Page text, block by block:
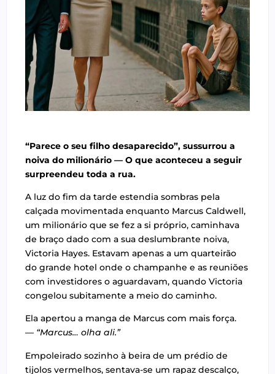
“Parece o seu filho desaparecido”, sussurrou a
noiva do milionário — O que aconteceu a seguir
surpreendeu toda a rua.
A luz do fim da tarde estendia sombras pela
calçada movimentada enquanto Marcus Caldwell,
um milionário que se fez a si próprio, caminhava
de braço dado com a sua deslumbrante noiva,
Victoria Hayes. Estavam apenas a um quarteirão
do grande hotel onde o champanhe e as reuniões
com investidores o aguardavam, quando Victoria
congelou subitamente a meio do caminho.
Ela apertou a manga de Marcus com mais força.
— “Marcus… olha ali.”
Empoleirado sozinho à beira de um prédio de
tijolos vermelhos, sentava-se um rapaz descalço,